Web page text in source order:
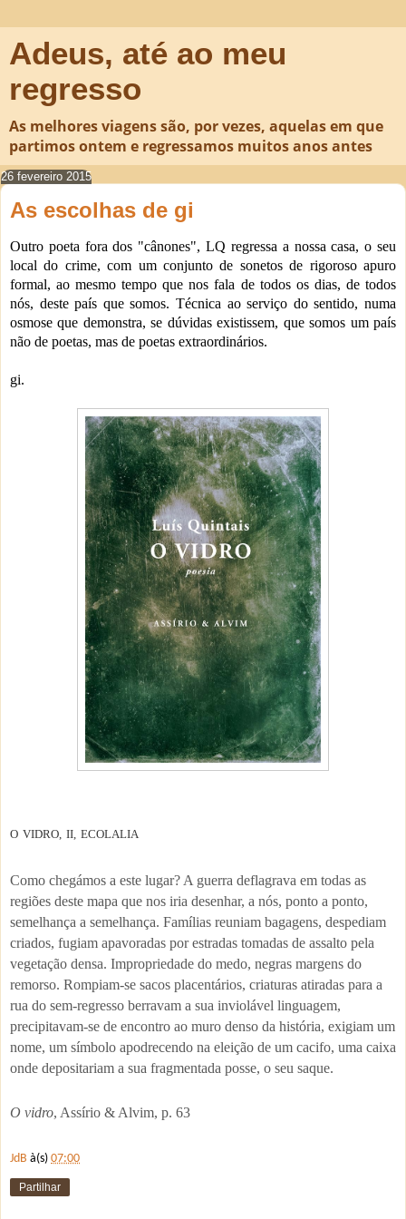
Adeus, até ao meu
regresso
As melhores viagens são, por vezes, aquelas em que
partimos ontem e regressamos muitos anos antes
26 fevereiro 2015
As escolhas de gi
Outro poeta fora dos "cânones", LQ regressa a nossa casa, o seu
local do crime, com um conjunto de sonetos de rigoroso apuro
formal, ao mesmo tempo que nos fala de todos os dias, de todos
nós, deste país que somos. Técnica ao serviço do sentido, numa
osmose que demonstra, se dúvidas existissem, que somos um país
não de poetas, mas de poetas extraordinários.
gi.
O VIDRO, II, ECOLALIA
Como chegámos a este lugar? A guerra deflagrava em todas as
regiões deste mapa que nos iria desenhar, a nós, ponto a ponto,
semelhança a semelhança. Famílias reuniam bagagens, despediam
criados, fugiam apavoradas por estradas tomadas de assalto pela
vegetação densa. Impropriedade do medo, negras margens do
remorso. Rompiam-se sacos placentários, criaturas atiradas para a
rua do sem-regresso berravam a sua inviolável linguagem,
precipitavam-se de encontro ao muro denso da história, exigiam um
nome, um símbolo apodrecendo na eleição de um cacifo, uma caixa
onde depositariam a sua fragmentada posse, o seu saque.
O vidro, Assírio & Alvim, p. 63
JdB à(s) 07:00
Partilhar